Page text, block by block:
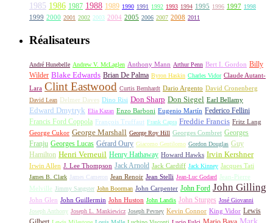
1985 1986 1987 1988 1989 1990 1991 1992 1993 1994 1995 1996 1997 1998
1999 2000 2001 2002 2003 2004 2005 2006 2007 2008 2011
Réalisateurs
André Hunebelle Andrew V. McLaglen Anthony Mann Arthur Penn Bert I. Gordon Billy
Wilder Blake Edwards Brian De Palma Byron Haskin Charles Vidor Claude Autant-
Lara Clint Eastwood Curtis Bernhardt Dario Argento David Cronenberg
David Lean Delmer Daves Dino Risi Don Sharp Don Siegel Earl Bellamy
Edward Dmytryk Elia Kazan Enzo Barboni Eugenio Martín Federico Fellini
Francis Ford Coppola François Truffaut Frank Capra Freddie Francis Fritz Lang
George Cukor George Marshall George Roy Hill Georges Combret Georges
Franju Georges Lucas Gérard Oury Giacomo Gentilomo Gordon Douglas Guy
Hamilton Henri Verneuil Henry Hathaway Howard Hawks Irvin Kershner
Irwin Allen J. Lee Thompson Jack Arnold Jack Cardiff Jack Kinney Jacques Tati
James B. Clark James Cameron Jean Renoir Jean Stelli Jean-Luc Godard Jean-Pierre
Melville Jimmy Sangster John Boorman John Carpenter John Ford John Gilling
John Glen John Guillermin John Huston John Landis John Sturges José Giovanni
Joseph Anthony Joseph L. Mankiewicz Joseph Pevney Kevin Connor King Vidor Lewis